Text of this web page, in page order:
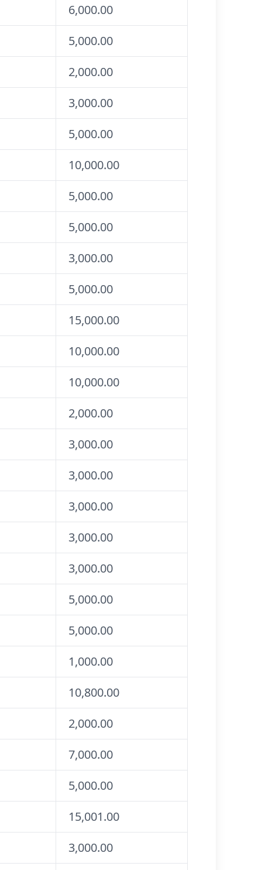
6,000.00
5,000.00
2,000.00
3,000.00
5,000.00
10,000.00
5,000.00
5,000.00
3,000.00
5,000.00
15,000.00
10,000.00
10,000.00
2,000.00
3,000.00
3,000.00
3,000.00
3,000.00
3,000.00
5,000.00
5,000.00
1,000.00
10,800.00
2,000.00
7,000.00
5,000.00
15,001.00
3,000.00